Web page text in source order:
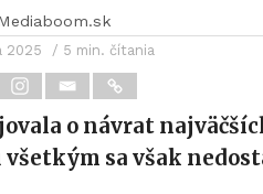
2025 / 5 min. čítania
o návrat
všetkým sa však